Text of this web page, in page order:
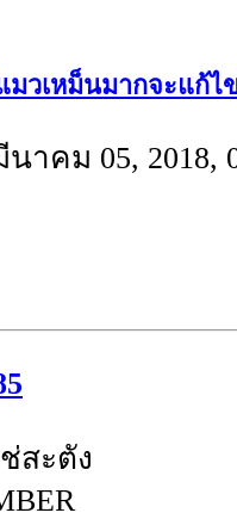
วเหม็นมากจะแก้ไ
นาคม 05, 2018,
สะตัง